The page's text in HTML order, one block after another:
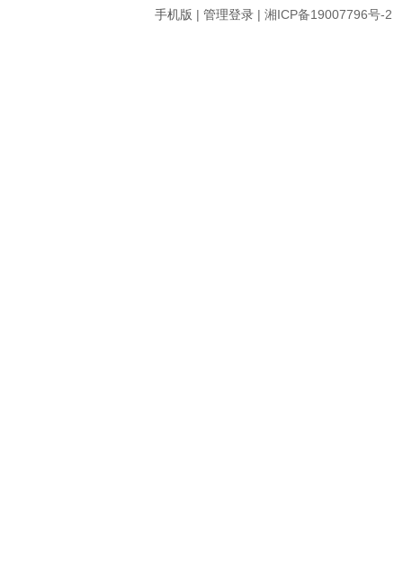
手机版 | 管理登录 | 湘ICP备19007796号-2